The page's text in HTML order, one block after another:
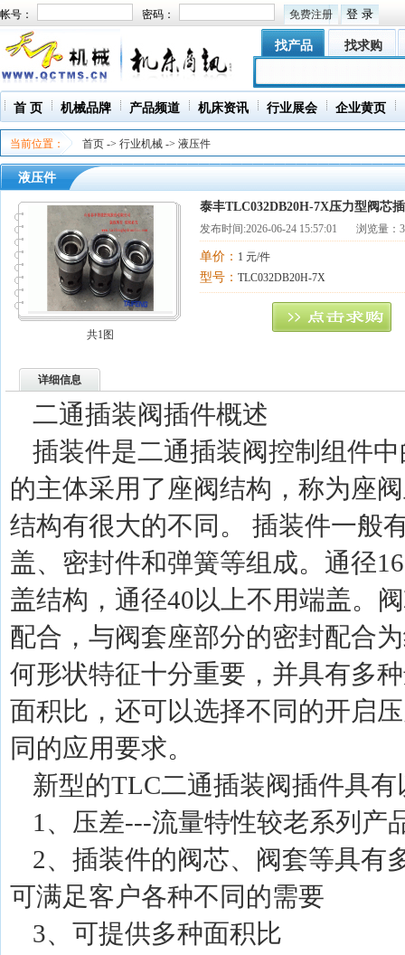
帐号： 密码： 免费注册
找产品 找求购
首 页 机械品牌 产品频道 机床资讯 行业展会 企业黄页
当前位置： 首页 -> 行业机械 -> 液压件
液压件
共1图
泰丰TLC032DB20H-7X压力型阀芯
发布时间:2026-06-24 15:57:01 浏览量：
单价： 1 元/件
型号： TLC032DB20H-7X
详细信息
二通插装阀插件概述
插装件是二通插装阀控制组件
的主体采用了座阀结构，称为座
结构有很大的不同。 插装件一般
盖、密封件和弹簧等组成。通径
盖结构，通径40以上不用端盖。
配合，与阀套座部分的密封配合
何形状特征十分重要，并具有多
面积比，还可以选择不同的开启
同的应用要求。
新型的TLC二通插装阀插件具
1、压差---流量特性较老系列产
2、插装件的阀芯、阀套等具有
可满足客户各种不同的需要
3、可提供多种面积比